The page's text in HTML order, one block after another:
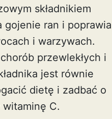
składnikiem
gojenie ran i poprawia
i warzywach.
przewlekłych i
jest równie
dietę i zadbać o
C.